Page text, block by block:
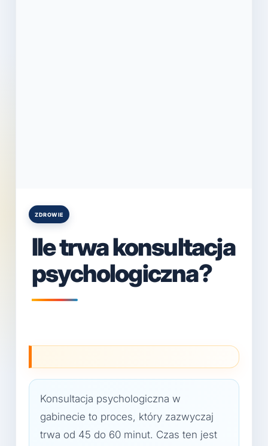
Posted
ZDROWIE
Ile trwa konsultacja
psychologiczna?
Konsultacja psychologiczna w
gabinecie to proces, który zazwyczaj
trwa od 45 do 60 minut. Czas ten jest